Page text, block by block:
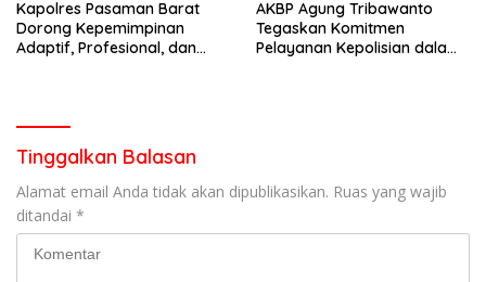
Kapolres Pasaman Barat
Dorong Kepemimpinan
Adaptif, Profesional, dan
AKBP Agung Tribawanto
Tegaskan Komitmen
Pelayanan Kepolisian dalam
Tinggalkan Balasan
Alamat email Anda tidak akan dipublikasikan. Ruas yang wajib
ditandai *